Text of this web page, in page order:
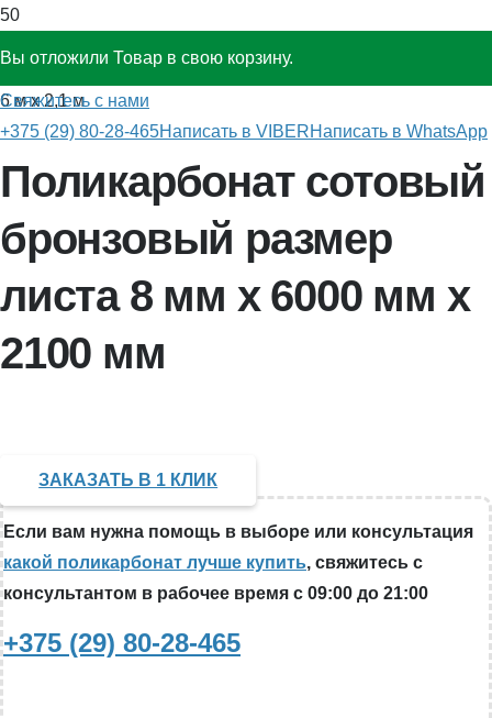
Вы отложили Товар в свою корзину.
Свяжитесь с нами
+375 (29) 80-28-465Написать в VIBERНаписать в WhatsApp
Главная»Поликарбонат» Поликарбонат бронзовый 8 мм x
6 м x 2,1 м
Поликарбонат сотовый
бронзовый размер
листа 8 мм x 6000 мм x
2100 мм
ЗАКАЗАТЬ В 1 КЛИК
Если вам нужна помощь в выборе или консультация
какой поликарбонат лучше купить, свяжитесь с
консультантом в рабочее время с 09:00 до 21:00
+375 (29) 80-28-465